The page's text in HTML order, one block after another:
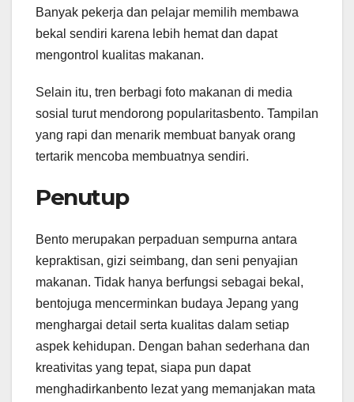
Banyak pekerja dan pelajar memilih membawa
bekal sendiri karena lebih hemat dan dapat
mengontrol kualitas makanan.
Selain itu, tren berbagi foto makanan di media
sosial turut mendorong popularitasbento. Tampilan
yang rapi dan menarik membuat banyak orang
tertarik mencoba membuatnya sendiri.
Penutup
Bento merupakan perpaduan sempurna antara
kepraktisan, gizi seimbang, dan seni penyajian
makanan. Tidak hanya berfungsi sebagai bekal,
bentojuga mencerminkan budaya Jepang yang
menghargai detail serta kualitas dalam setiap
aspek kehidupan. Dengan bahan sederhana dan
kreativitas yang tepat, siapa pun dapat
menghadirkanbento lezat yang memanjakan mata